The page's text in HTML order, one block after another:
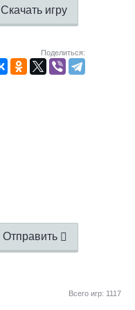
Скачать игру
Поделиться:
Отправить
Всего игр: 1117